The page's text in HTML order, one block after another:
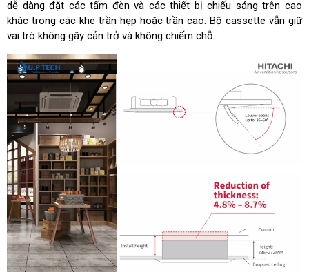
dễ dàng đặt các tấm đèn và các thiết bị chiếu sáng trên cao
khác trong các khe trần hẹp hoặc trần cao. Bộ cassette vẫn giữ
vai trò không gây cản trở và không chiếm chỗ.